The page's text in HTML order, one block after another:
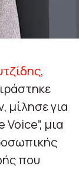
μίλησε για
μια
που